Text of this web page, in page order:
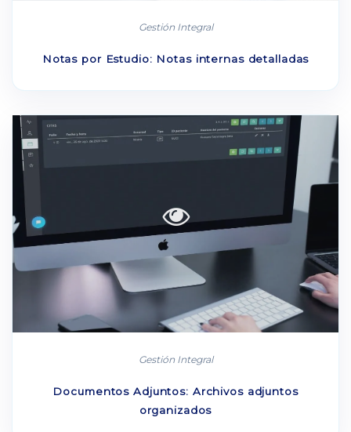
Gestión Integral
Notas por Estudio: Notas internas detalladas
Gestión Integral
Documentos Adjuntos: Archivos adjuntos
organizados